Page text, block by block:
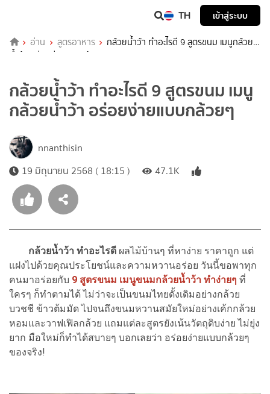
TH เข้าสู่ระบบ
อ่าน สูตรอาหาร
กล้วยน้ำว้า ทำอะไรดี 9 สูตรขนม เมนูกล้วย
น้ำว้า อร่อยง่ายแบบกล้วยๆ
กล้วยน้ำว้า ทำอะไรดี 9 สูตรขนม เมนู
กล้วยน้ำว้า อร่อยง่ายแบบกล้วยๆ
nnanthisin
19 มิถุนายน 2568 ( 18:15 )
47.1K
กล้วยน้ำว้า ทำอะไรดี ผลไม้บ้านๆ ที่หาง่าย ราคาถูก แต่
แฝงไปด้วยคุณประโยชน์และความหวานอร่อย วันนี้ขอพาทุก
คนมาอร่อยกับ 9 สูตรขนม เมนูขนมกล้วยน้ำว้า ทำง่ายๆ ที่
ใครๆ ก็ทำตามได้ ไม่ว่าจะเป็นขนมไทยดั้งเดิมอย่างกล้วย
บวชชี ข้าวต้มมัด ไปจนถึงขนมหวานสมัยใหม่อย่างเค้กกล้วย
หอมและวาฟเฟิลกล้วย แถมแต่ละสูตรยังเน้นวัตถุดิบง่าย ไม่ยุ่ง
ยาก มือใหม่ก็ทำได้สบายๆ บอกเลยว่า อร่อยง่ายแบบกล้วยๆ
ของจริง!